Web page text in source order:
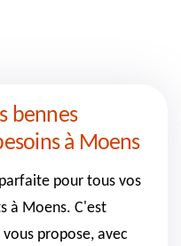
bennes
à Moens
pour tous vos
à Moens. C'est
propose, avec